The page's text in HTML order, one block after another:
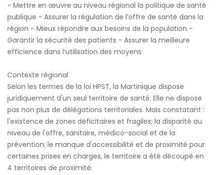
- Mettre en œuvre au niveau régional la politique de santé
publique - Assurer la régulation de l’offre de santé dans la
région - Mieux répondre aux besoins de la population -
Garantir la sécurité des patients - Assurer la meilleure
efficience dans l’utilisation des moyens
Contexte régional
Selon les termes de la loi HPST, la Martinique dispose
juridiquement d'un seul territoire de santé. Elle ne dispose
pas non plus de délégations territoriales. Mais constatant :
l'existence de zones déficitaires et fragiles; la disparité au
niveau de l'offre, sanitaire, médico-social et de la
prévention; le manque d'accessibilité et de proximité pour
certaines prises en charges, le territoire a été découpé en
4 territoires de proximité.